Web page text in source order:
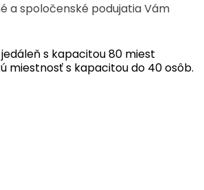
a spoločenské podujatia Vám
s kapacitou 80 miest
miestnosť s kapacitou do 40 osôb.